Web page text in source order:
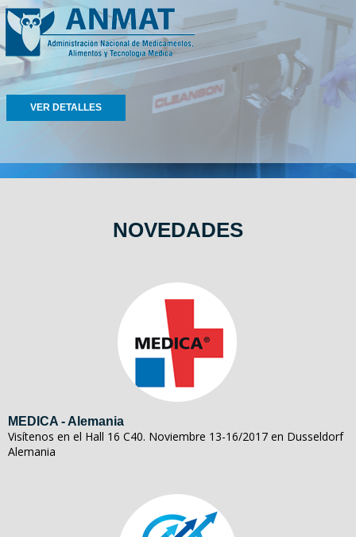
VER DETALLES
NOVEDADES
MEDICA - Alemania
Visítenos en el Hall 16 C40. Noviembre 13-16/2017 en Dusseldorf
Alemania